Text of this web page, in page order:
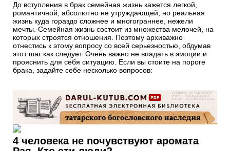
До вступления в брак семейная жизнь кажется легкой,
романтичной, абсолютно не утруждающей, но реальная
жизнь куда гораздо сложнее и многограннее, нежели
мечты. Семейная жизнь состоит из множества мелочей, на
которых строятся отношения. Поэтому архиважно
отнестись к этому вопросу со всей серьезностью, обдумав
этот шаг как следует. Очень важно не впадать в эмоции и
прояснить для себя ситуацию. Если вы стоите на пороге
брака, задайте себе несколько вопросов:
4 человека не почувствуют аромата